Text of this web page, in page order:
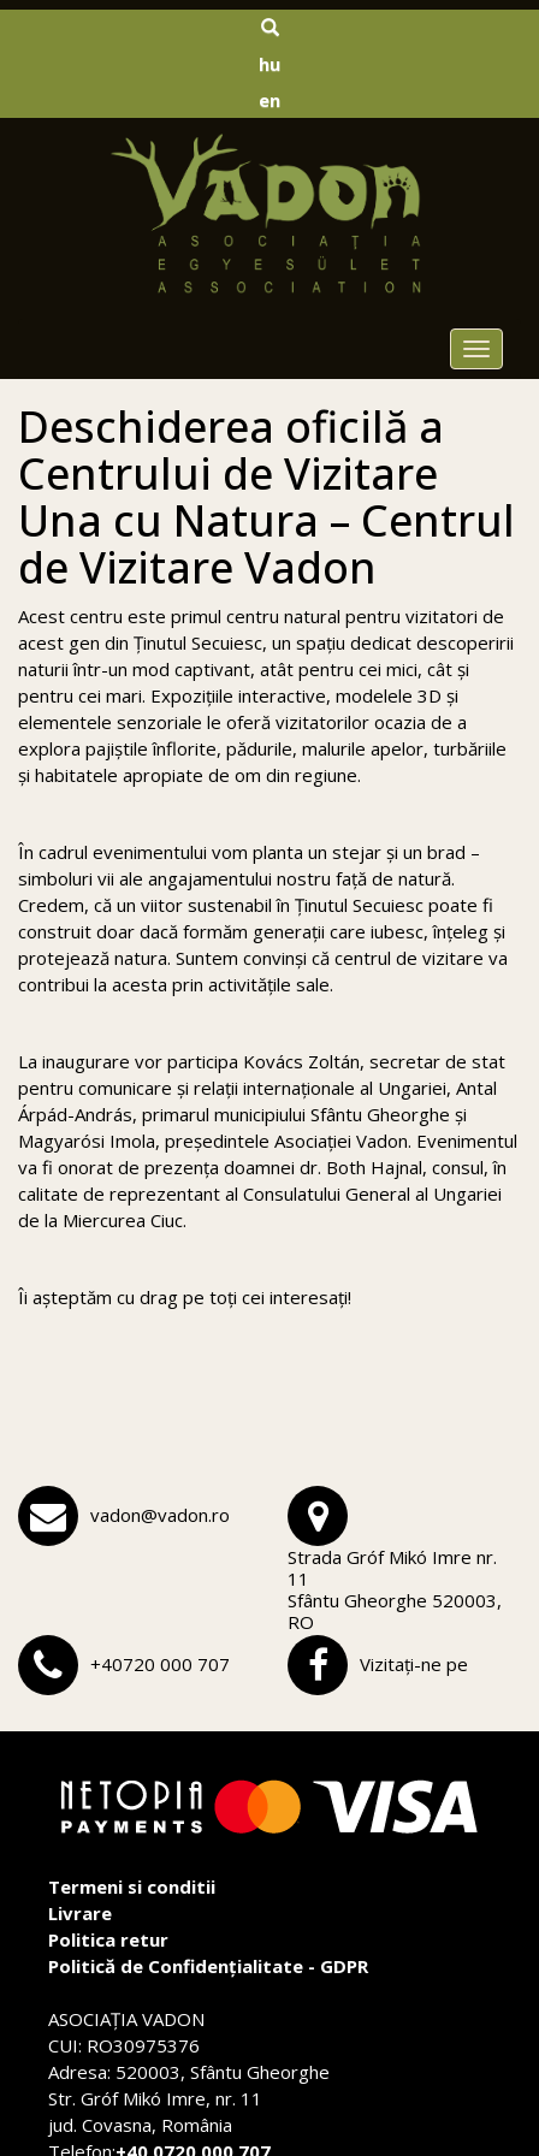
hu
en
Toggle
Deschiderea oficilă a
Centrului de Vizitare
Una cu Natura – Centrul
de Vizitare Vadon
Acest centru este primul centru natural pentru vizitatori de
acest gen din Ținutul Secuiesc, un spațiu dedicat descoperirii
naturii într-un mod captivant, atât pentru cei mici, cât și
pentru cei mari. Expozițiile interactive, modelele 3D și
elementele senzoriale le oferă vizitatorilor ocazia de a
explora pajiștile înflorite, pădurile, malurile apelor, turbăriile
și habitatele apropiate de om din regiune.
În cadrul evenimentului vom planta un stejar și un brad –
simboluri vii ale angajamentului nostru față de natură.
Credem, că un viitor sustenabil în Ținutul Secuiesc poate fi
construit doar dacă formăm generații care iubesc, înțeleg și
protejează natura. Suntem convinși că centrul de vizitare va
contribui la acesta prin activitățile sale.
La inaugurare vor participa Kovács Zoltán, secretar de stat
pentru comunicare și relații internaționale al Ungariei, Antal
Árpád-András, primarul municipiului Sfântu Gheorghe și
Magyarósi Imola, președintele Asociației Vadon. Evenimentul
va fi onorat de prezența doamnei dr. Both Hajnal, consul, în
calitate de reprezentant al Consulatului General al Ungariei
de la Miercurea Ciuc.
Îi așteptăm cu drag pe toți cei interesați!
vadon@vadon.ro
Strada Gróf Mikó Imre nr.
11
Sfântu Gheorghe 520003,
RO
+40720 000 707
Vizitați-ne pe
Termeni si conditii
Livrare
Politica retur
Politică de Confidențialitate - GDPR
ASOCIAŢIA VADON
CUI: RO30975376
Adresa: 520003, Sfântu Gheorghe
Str. Gróf Mikó Imre, nr. 11
jud. Covasna, România